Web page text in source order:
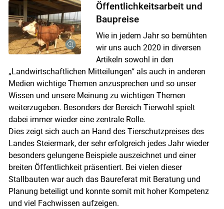
Öffentlichkeitsarbeit und
Baupreise
Wie in jedem Jahr so bemühten
wir uns auch 2020 in diversen
Artikeln sowohl in den
„Landwirtschaftlichen Mitteilungen“ als auch in anderen
Medien wichtige Themen anzusprechen und so unser
Wissen und unsere Meinung zu wichtigen Themen
weiterzugeben. Besonders der Bereich Tierwohl spielt
dabei immer wieder eine zentrale Rolle.
Dies zeigt sich auch an Hand des Tierschutzpreises des
Landes Steiermark, der sehr erfolgreich jedes Jahr wieder
besonders gelungene Beispiele auszeichnet und einer
breiten Öffentlichkeit präsentiert. Bei vielen dieser
Stallbauten war auch das Baureferat mit Beratung und
Planung beteiligt und konnte somit mit hoher Kompetenz
und viel Fachwissen aufzeigen.